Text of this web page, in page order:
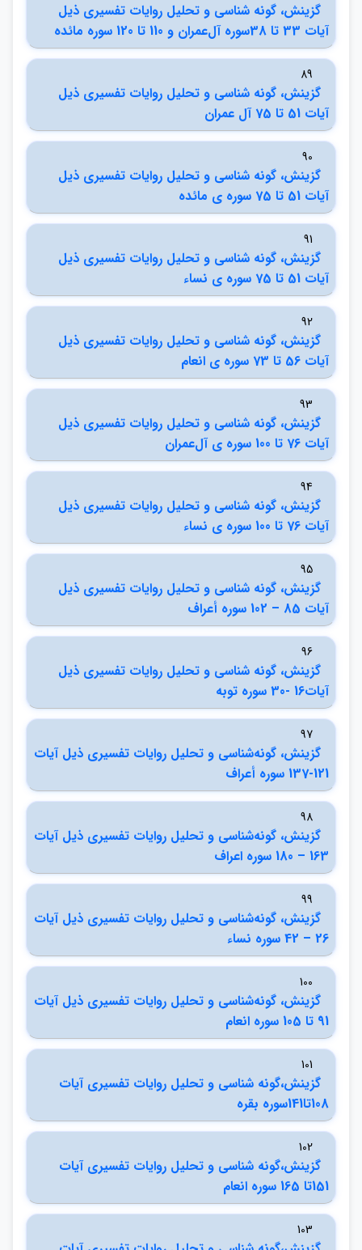
گزينش، گونه شناسي و تحليل روايات تفسيري ذيل
آيات 33 تا 38سوره آل‌عمران و 110 تا 120 سوره مائده
89
گزينش، گونه شناسي و تحليل روايات تفسيري ذيل
آيات 51 تا 75 آل عمران
90
گزينش، گونه شناسي و تحليل روايات تفسيري ذيل
آيات 51 تا 75 سوره ي مائده
91
گزينش، گونه شناسي و تحليل روايات تفسيري ذيل
آيات 51 تا 75 سوره ي نساء
92
گزينش، گونه شناسي و تحليل روايات تفسيري ذيل
آيات 56 تا 73 سوره ي انعام
93
گزينش، گونه شناسي و تحليل روايات تفسيري ذيل
آيات 76 تا 100 سوره ي آل‌عمران
94
گزينش، گونه شناسي و تحليل روايات تفسيري ذيل
آيات 76 تا 100 سوره ي نساء
95
گزينش، گونه شناسي و تحليل روايات تفسيري ذيل
آيات 85 – 102 سوره أعراف
96
گزينش، گونه شناسي و تحليل روايات تفسيري ذيل
آيات16 -30 سوره توبه
97
گزينش، گونه‌شناسي و تحليل روايات تفسيري ذيل آيات
121-137 سوره أعراف
98
گزينش، گونه‌شناسي و تحليل روايات تفسيري ذيل آيات
163 – 180 سوره اعراف
99
گزينش، گونه‌شناسي و تحليل روايات تفسيري ذيل آيات
26 – 42 سوره نساء
100
گزينش، گونه‌شناسي و تحليل روايات تفسيري ذيل آيات
91 تا 105 سوره انعام
101
گزينش،گونه شناسي و تحليل روايات تفسيري آيات
108تا141سوره بقره
102
گزينش،گونه شناسي و تحليل روايات تفسيري آيات
151تا 165 سوره انعام
103